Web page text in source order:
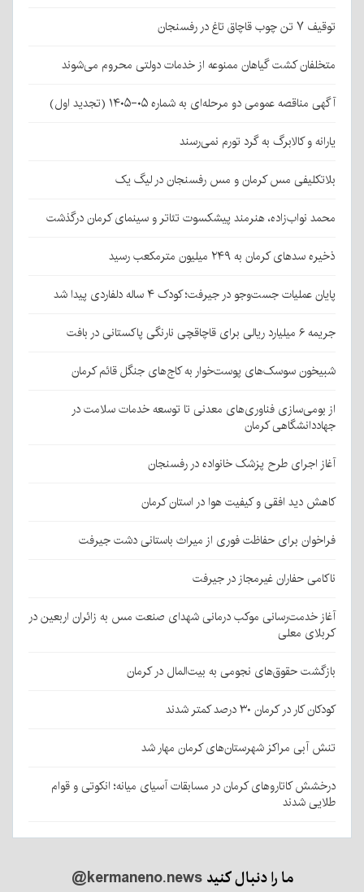
توقیف ۷ تن چوب قاچاق تاغ در رفسنجان
متخلفان کشت گیاهان ممنوعه از خدمات دولتی محروم می‌شوند
آگهی مناقصه عمومی دو مرحله‌ای به شماره ۰۵-۱۴۰۵ (تجدید اول)
یارانه و کالابرگ به گرد تورم نمی‌رسند
بلاتکلیفی مس کرمان و مس رفسنجان در لیگ یک
محمد نواب‌زاده، هنرمند پیشکسوت تئاتر و سینمای کرمان درگذشت
ذخیره سدهای کرمان به ۲۴۹ میلیون مترمکعب رسید
پایان عملیات جست‌وجو در جیرفت؛ کودک ۴ ساله دلفاردی پیدا شد
جریمه ۶ میلیارد ریالی برای قاچاقچی نارنگی پاکستانی در بافت
شبیخون سوسک‌های پوست‌خوار به کاج‌های جنگل قائم کرمان
از بومی‌سازی فناوری‌های معدنی تا توسعه خدمات سلامت در
جهاددانشگاهی کرمان
آغاز اجرای طرح پزشک خانواده در رفسنجان
کاهش دید افقی و کیفیت هوا در استان کرمان
فراخوان برای حفاظت فوری از میراث باستانی دشت جیرفت
ناکامی حفاران غیرمجاز در جیرفت
آغاز خدمت‌رسانی موکب درمانی شهدای صنعت مس به زائران اربعین در
کربلای معلی
بازگشت حقوق‌های نجومی به بیت‌المال در کرمان
کودکان کار در کرمان ۳۰ درصد کمتر شدند
تنش آبی مراکز شهرستان‌های کرمان مهار شد
درخشش کاتاروهای کرمان در مسابقات آسیای میانه؛ انکوتی و قوام
طلایی شدند
ما را دنبال کنید@kermaneno.news